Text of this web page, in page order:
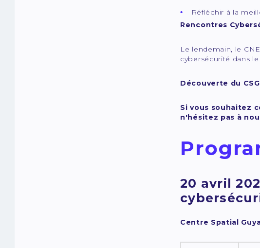
Réfléchir à la
Rencontres
Le lendemain, le
cybersécurité dans
Découverte du
Si vous souhaitez
n'hésitez pas à
20 avril
Centre Spatial